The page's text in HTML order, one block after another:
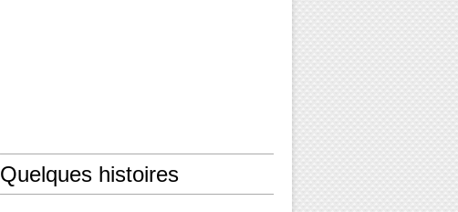
Quelques histoires